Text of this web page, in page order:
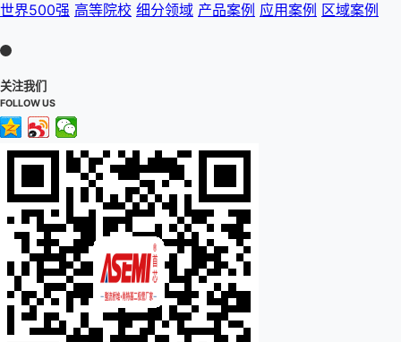
世界500强 高等院校 细分领域 产品案例 应用案例 区域案例
关注我们
FOLLOW US